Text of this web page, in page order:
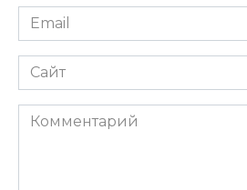
Email
*
Сайт
Комментарий